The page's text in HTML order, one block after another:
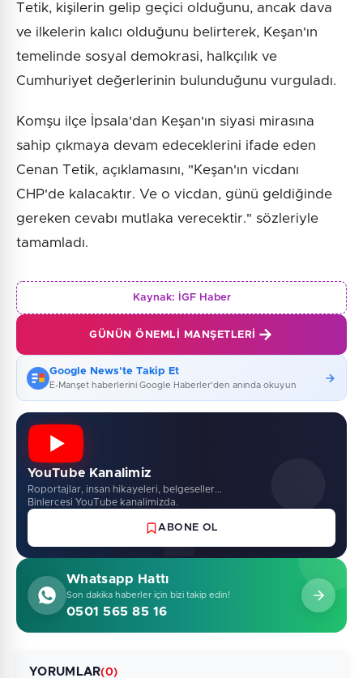
Tetik, kişilerin gelip geçici olduğunu, ancak dava
ve ilkelerin kalıcı olduğunu belirterek, Keşan'ın
temelinde sosyal demokrasi, halkçılık ve
Cumhuriyet değerlerinin bulunduğunu vurguladı.
Komşu ilçe İpsala'dan Keşan'ın siyasi mirasına
sahip çıkmaya devam edeceklerini ifade eden
Cenan Tetik, açıklamasını, "Keşan'ın vicdanı
CHP'de kalacaktır. Ve o vicdan, günü geldiğinde
gereken cevabı mutlaka verecektir." sözleriyle
tamamladı.
Kaynak: İGF Haber
GÜNÜN ÖNEMLI MANŞETLERI
Google News'te Takip Et
E-Manşet haberlerini Google Haberler'den anında okuyun
YouTube Kanalimiz
Roportajlar, insan hikayeleri, belgeseller...
Binlercesi YouTube kanalimizda.
ABONE OL
Whatsapp Hattı
Son dakika haberler için bizi takip edin!
0501 565 85 16
YORUMLAR(0)